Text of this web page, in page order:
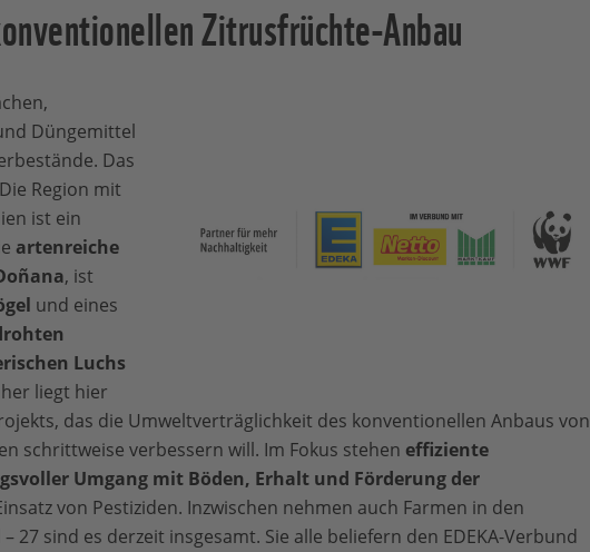
Zitrusfrüchte-Anbau
Düngemittel
Das
Region mit
ist ein
artenreiche
, ist
und eines
Luchs
liegt hier
das die Umweltverträglichkeit des konventionellen Anbaus von
schrittweise verbessern will. Im Fokus stehen effiziente
Umgang mit Böden, Erhalt und Förderung der
von Pestiziden. Inzwischen nehmen auch Farmen in den
27 sind es derzeit insgesamt. Sie alle beliefern den EDEKA-Verbund